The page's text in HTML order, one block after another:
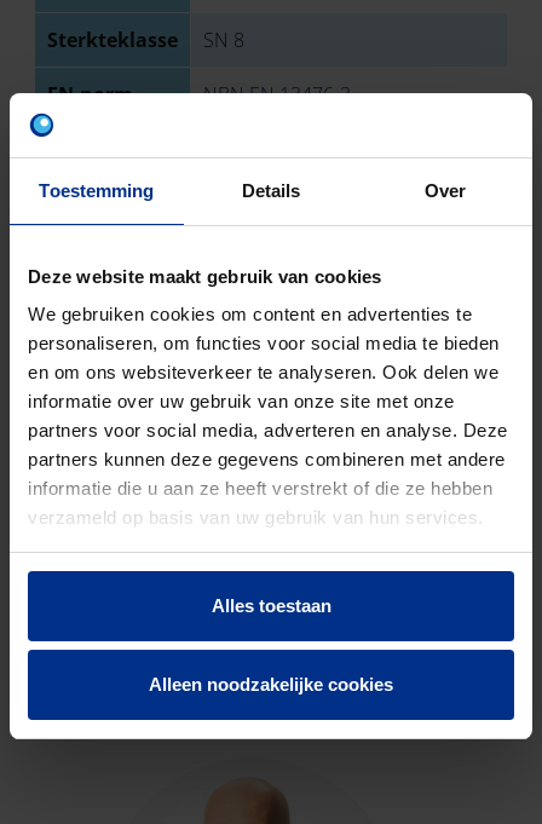
Toestemming Details Over
Deze website maakt gebruik van cookies
We gebruiken cookies om content en advertenties te
personaliseren, om functies voor social media te bieden
en om ons websiteverkeer te analyseren. Ook delen we
informatie over uw gebruik van onze site met onze
partners voor social media, adverteren en analyse. Deze
partners kunnen deze gegevens combineren met andere
informatie die u aan ze heeft verstrekt of die ze hebben
verzameld op basis van uw gebruik van hun services.
Alles toestaan
Alleen noodzakelijke cookies
Sterkteklasse SN 8
EN-norm NBN EN 13476-3
Aantal stuks
gewicht
Discount
code
O41
DOWNLOADS
CONTACTEER ONS
Neem contact op met onze experts voor meer
informatie.